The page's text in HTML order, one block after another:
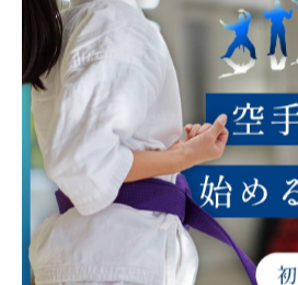
小学生
中学生
高校生
大人
最近の投稿